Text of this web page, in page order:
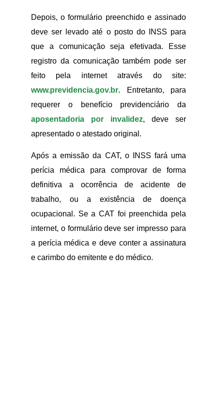
Depois, o formulário preenchido e assinado
deve ser levado até o posto do INSS para
que a comunicação seja efetivada. Esse
registro da comunicação também pode ser
feito pela internet através do site:
www.previdencia.gov.br. Entretanto, para
requerer o benefício previdenciário da
aposentadoria por invalidez, deve ser
apresentado o atestado original.
Após a emissão da CAT, o INSS fará uma
perícia médica para comprovar de forma
definitiva a ocorrência de acidente de
trabalho, ou a existência de doença
ocupacional. Se a CAT foi preenchida pela
internet, o formulário deve ser impresso para
a perícia médica e deve conter a assinatura
e carimbo do emitente e do médico.